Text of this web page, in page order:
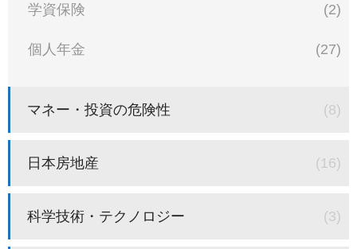
学資保険 (2)
個人年金 (27)
マネー・投資の危険性 (8)
日本房地産 (16)
科学技術・テクノロジー (3)